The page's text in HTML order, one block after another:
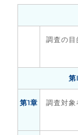
調査の
第
第1章 調査対象